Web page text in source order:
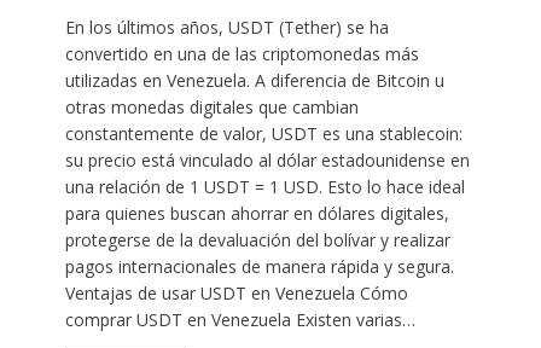
En los últimos años, USDT (Tether) se ha
convertido en una de las criptomonedas más
utilizadas en Venezuela. A diferencia de Bitcoin u
otras monedas digitales que cambian
constantemente de valor, USDT es una stablecoin:
su precio está vinculado al dólar estadounidense en
una relación de 1 USDT = 1 USD. Esto lo hace ideal
para quienes buscan ahorrar en dólares digitales,
protegerse de la devaluación del bolívar y realizar
pagos internacionales de manera rápida y segura.
Ventajas de usar USDT en Venezuela Cómo
comprar USDT en Venezuela Existen varias…